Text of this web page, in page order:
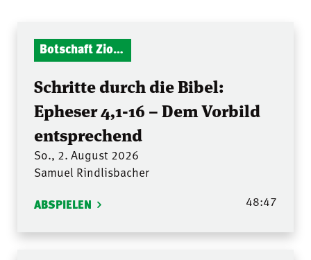
Botschaft Zionshalle
Schritte durch die Bibel:
Epheser 4,1-16 – Dem Vorbild
entsprechend
So., 2. August 2026
Samuel Rindlisbacher
ABSPIELEN 48:47